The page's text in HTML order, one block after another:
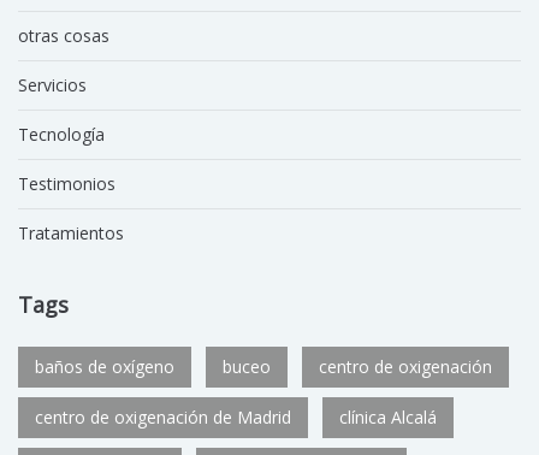
otras cosas
Servicios
Tecnología
Testimonios
Tratamientos
Tags
baños de oxígeno buceo centro de oxigenación
centro de oxigenación de Madrid clínica Alcalá